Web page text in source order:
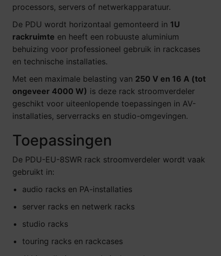
processors, servers of netwerkapparatuur.
De PDU wordt horizontaal gemonteerd in 1U
rackruimte en heeft een robuuste aluminium
behuizing voor professioneel gebruik in rackcases
en technische installaties.
Met een maximale belasting van 250 V en 16 A (tot
ongeveer 4000 W) is deze rack stroomverdeler
geschikt voor uiteenlopende toepassingen in AV-
installaties, serverracks en studio-omgevingen.
Toepassingen
De PDU-EU-8SWR rack stroomverdeler wordt vaak
gebruikt in:
audio racks en PA-installaties
server racks en netwerk racks
studio racks
touring racks en rackcases